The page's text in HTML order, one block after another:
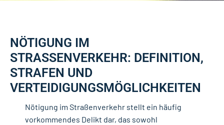
NÖTIGUNG IM
STRASSENVERKEHR: DEFINITION, S
TRAFEN UND V
ERTEIDIGUNGSMÖGLICHKEITEN
Nötigung im Straßenverkehr stellt ein häufig
vorkommendes Delikt dar, das sowohl